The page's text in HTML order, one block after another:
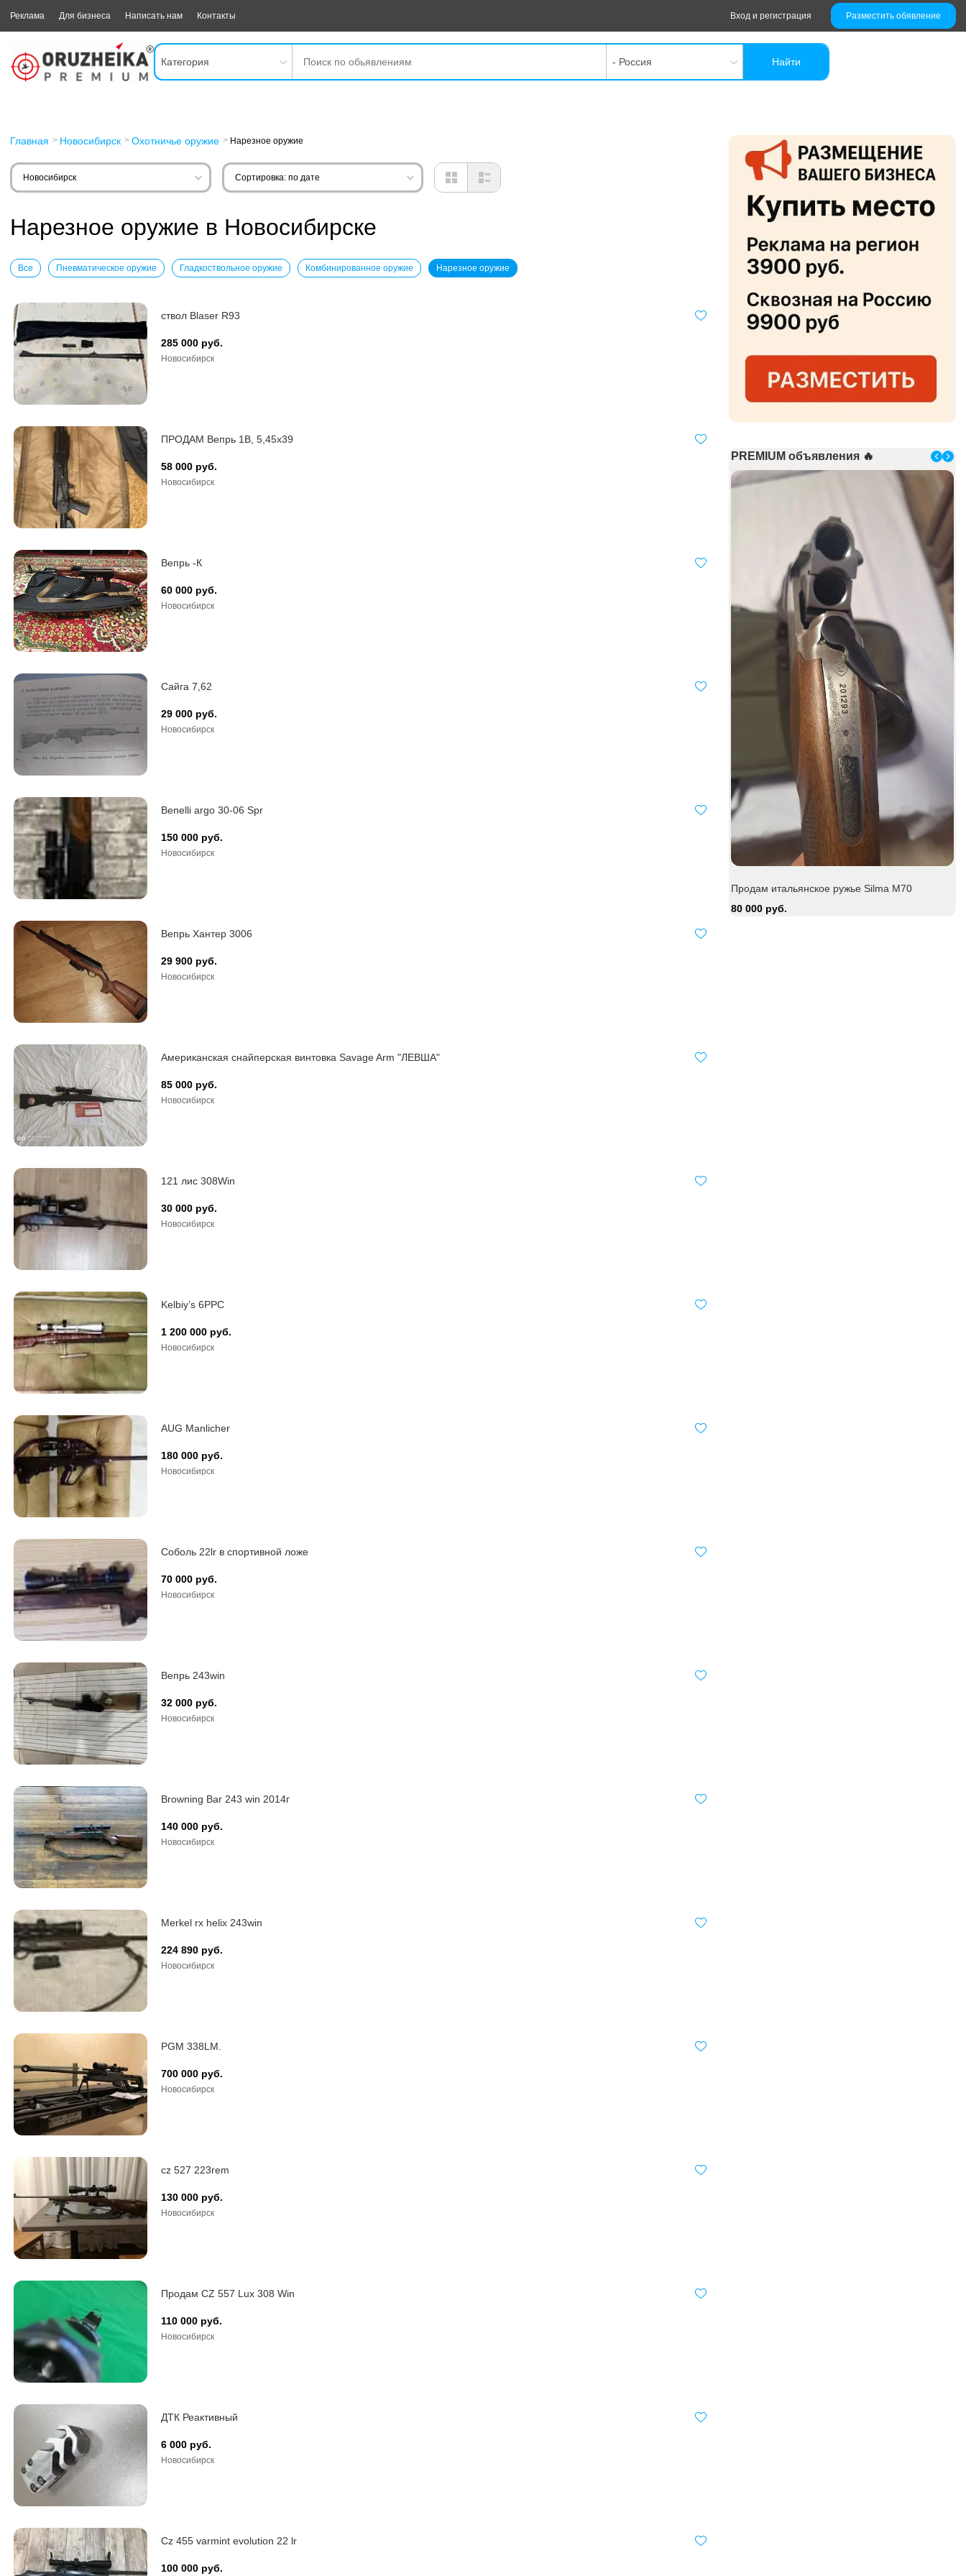
Реклама Для бизнеса Написать нам Контакты Вход и регистрация Разместить обявление
Категория - Россия Найти
Главная Новосибирск Охотничье оружие Нарезное оружие
Новосибирск Сортировка: по дате
Нарезное оружие в Новосибирске
Все Пневматическое оружие Гладкоствольное оружие Комбинированное оружие Нарезное оружие
ствол Blaser R93
285 000 руб.
Новосибирск
ПРОДАМ Вепрь 1В, 5,45х39
58 000 руб.
Новосибирск
Вепрь -К
60 000 руб.
Новосибирск
Сайга 7,62
29 000 руб.
Новосибирск
Benelli argo 30-06 Spr
150 000 руб.
Новосибирск
Вепрь Хантер 3006
29 900 руб.
Новосибирск
Американская снайперская винтовка Savage Arm "ЛЕВША"
85 000 руб.
Новосибирск
121 лис 308Win
30 000 руб.
Новосибирск
Kelbiy’s 6PPC
1 200 000 руб.
Новосибирск
AUG Manlicher
180 000 руб.
Новосибирск
Соболь 22lr в спортивной ложе
70 000 руб.
Новосибирск
Вепрь 243win
32 000 руб.
Новосибирск
Browning Bar 243 win 2014г
140 000 руб.
Новосибирск
Merkel rx helix 243win
224 890 руб.
Новосибирск
PGM 338LM.
700 000 руб.
Новосибирск
cz 527 223rem
130 000 руб.
Новосибирск
Продам CZ 557 Lux 308 Win
110 000 руб.
Новосибирск
ДТК Реактивный
6 000 руб.
Новосибирск
Cz 455 varmint evolution 22 lr
100 000 руб.
PREMIUM объявления 🔥
Продам итальянское ружье Silma M70
80 000 руб.